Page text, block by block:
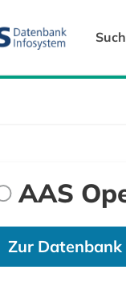
AAS
Zur Datenbank